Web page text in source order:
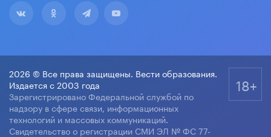
2026 © Все права защищены. Вести образования.
Издается с 2003 года
Зарегистрировано Федеральной службой по
надзору в сфере связи, информационных
технологий и массовых коммуникаций.
Свидетельство о регистрации СМИ ЭЛ № ФС 77-
18+